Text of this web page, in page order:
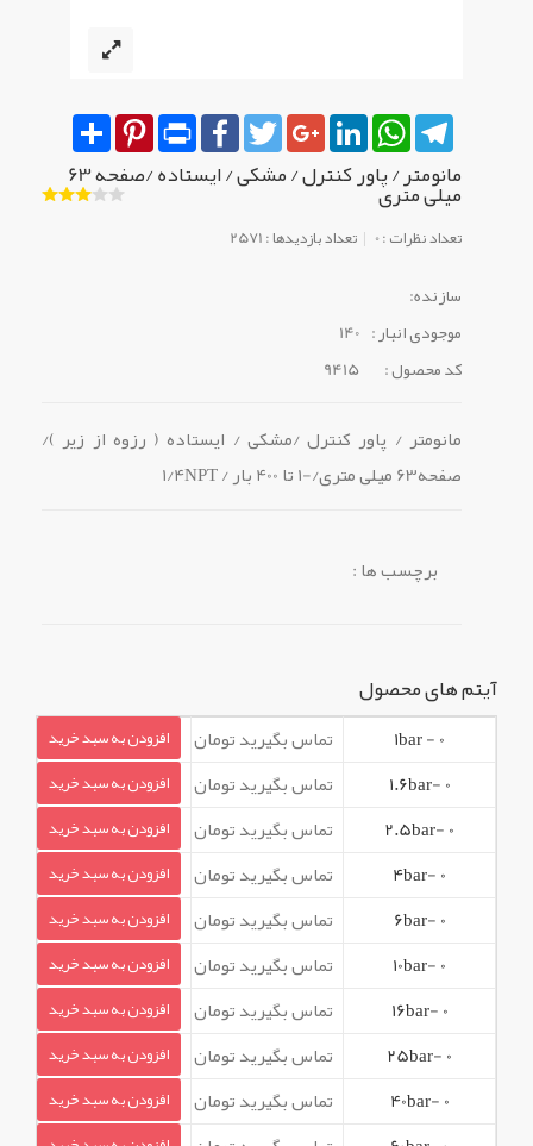
SharePinterest Print
FacebookTwitterGoogle+LinkedInWhatsAppTelegram
مانومتر / پاور کنترل / مشکی / ایستاده /صفحه 63 میلی متری
تعداد نظرات : 0 تعداد بازدیدها : 2571
سازنده:
موجودی انبار : 140
کد محصول :
9415
مانومتر / پاور کنترل /مشکی / ایستاده ( رزوه از زیر )/
صفحه63 میلی متری/-1 تا 400 بار / 1/4NPT
برچسب ها :
آیتم های محصول
0 - 1bar تماس بگیرید تومان افزودن به سبد خرید
0 -1.6bar تماس بگیرید تومان افزودن به سبد خرید
0 -2.5bar تماس بگیرید تومان افزودن به سبد خرید
0 -4bar تماس بگیرید تومان افزودن به سبد خرید
0 -6bar تماس بگیرید تومان افزودن به سبد خرید
0 -10bar تماس بگیرید تومان افزودن به سبد خرید
0 -16bar تماس بگیرید تومان افزودن به سبد خرید
0 -25bar تماس بگیرید تومان افزودن به سبد خرید
0 -40bar تماس بگیرید تومان افزودن به سبد خرید